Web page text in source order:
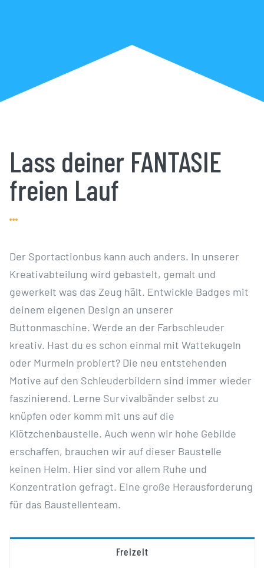
Lass deiner FANTASIE
freien Lauf
Der Sportactionbus kann auch anders. In unserer
Kreativabteilung wird gebastelt, gemalt und
gewerkelt was das Zeug hält. Entwickle Badges mit
deinem eigenen Design an unserer
Buttonmaschine. Werde an der Farbschleuder
kreativ. Hast du es schon einmal mit Wattekugeln
oder Murmeln probiert? Die neu entstehenden
Motive auf den Schleuderbildern sind immer wieder
faszinierend. Lerne Survivalbänder selbst zu
knüpfen oder komm mit uns auf die
Klötzchenbaustelle. Auch wenn wir hohe Gebilde
erschaffen, brauchen wir auf dieser Baustelle
keinen Helm. Hier sind vor allem Ruhe und
Konzentration gefragt. Eine große Herausforderung
für das Baustellenteam.
Freizeit